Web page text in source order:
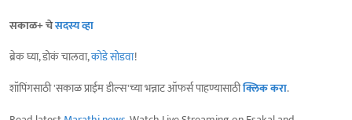
सकाळ+ चेसदस्य व्हा
ब्रेक घ्या, डोकं चालवा,कोडे सोडवा!
शॉपिंगसाठी 'सकाळ प्राईम डील्स'च्या भन्नाट ऑफर्स पाहण्यासाठीक्लिक करा.